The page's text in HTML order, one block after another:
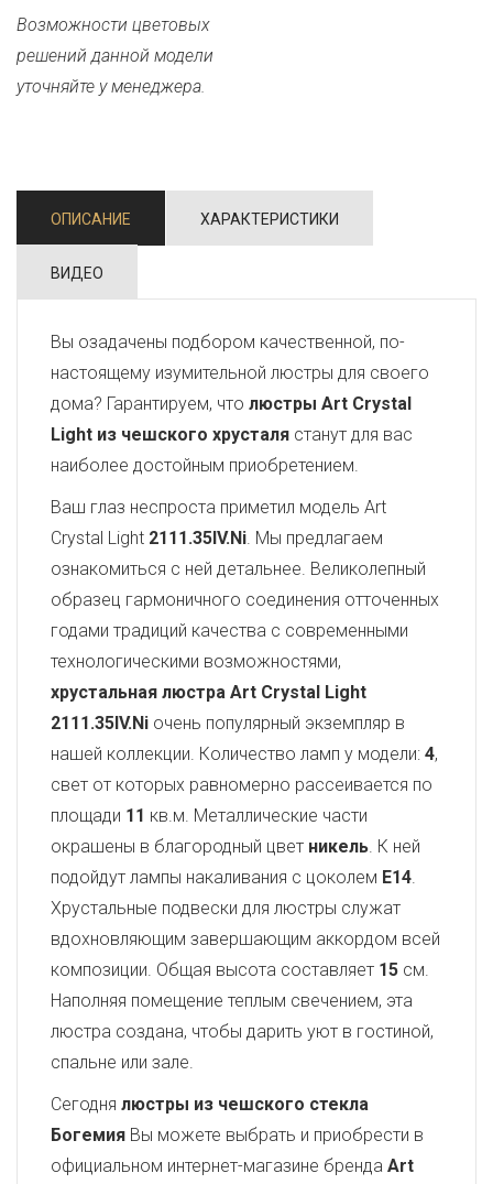
Возможности цветовых
решений данной модели
уточняйте у менеджера.
ОПИСАНИЕ ХАРАКТЕРИСТИКИ
ВИДЕО
Вы озадачены подбором качественной, по-
настоящему изумительной люстры для своего
дома? Гарантируем, что люстры Art Crystal
Light из чешского хрусталя станут для вас
наиболее достойным приобретением.
Ваш глаз неспроста приметил модель Art
Crystal Light 2111.35IV.Ni. Мы предлагаем
ознакомиться с ней детальнее. Великолепный
образец гармоничного соединения отточенных
годами традиций качества с современными
технологическими возможностями,
хрустальная люстра Art Crystal Light
2111.35IV.Ni очень популярный экземпляр в
нашей коллекции. Количество ламп у модели: 4,
свет от которых равномерно рассеивается по
площади 11 кв.м. Металлические части
окрашены в благородный цвет никель. К ней
подойдут лампы накаливания с цоколем E14.
Хрустальные подвески для люстры служат
вдохновляющим завершающим аккордом всей
композиции. Общая высота составляет 15 см.
Наполняя помещение теплым свечением, эта
люстра создана, чтобы дарить уют в гостиной,
спальне или зале.
Сегодня люстры из чешского стекла
Богемия Вы можете выбрать и приобрести в
официальном интернет-магазине бренда Art